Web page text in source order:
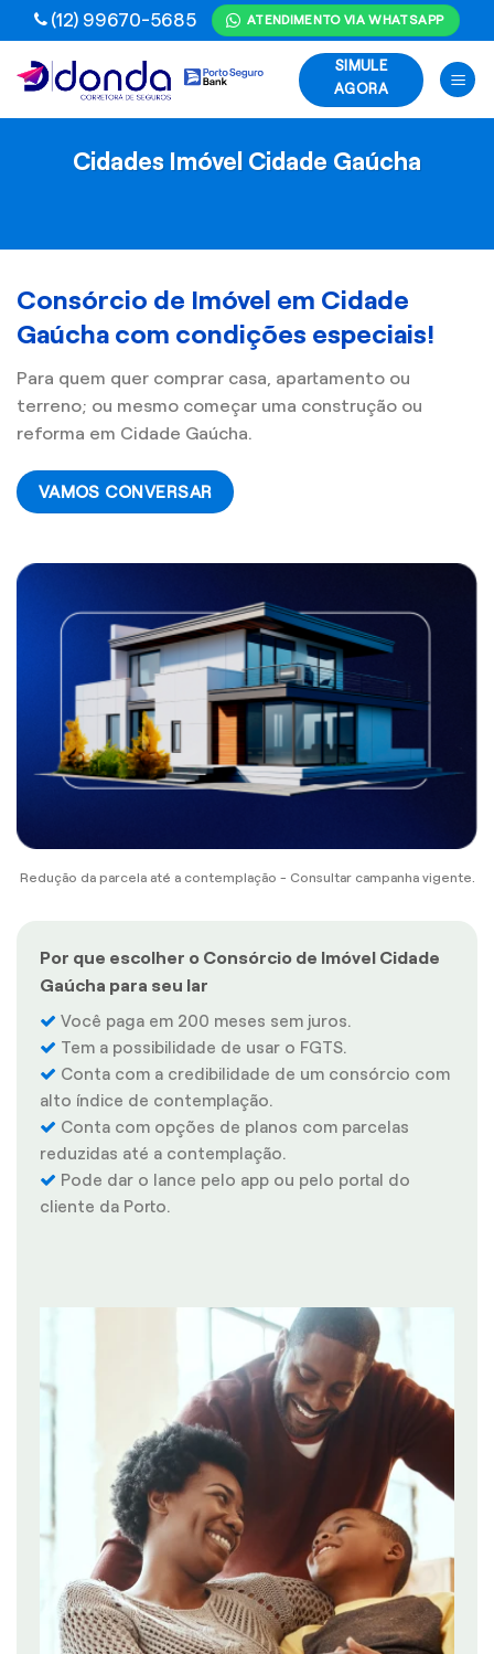
Skip
to
content
(12) 99670-5685 ATENDIMENTO VIA WHATSAPP
SIMULE
AGORA
Cidades Imóvel Cidade Gaúcha
Consórcio de Imóvel em Cidade
Gaúcha com condições especiais!
Para quem quer comprar casa, apartamento ou
terreno; ou mesmo começar uma construção ou
reforma em Cidade Gaúcha.
VAMOS CONVERSAR
Redução da parcela até a contemplação - Consultar campanha vigente.
Por que escolher o Consórcio de Imóvel Cidade
Gaúcha para seu lar
Você paga em 200 meses sem juros.
Tem a possibilidade de usar o FGTS.
Conta com a credibilidade de um consórcio com
alto índice de contemplação.
Conta com opções de planos com parcelas
reduzidas até a contemplação.
Pode dar o lance pelo app ou pelo portal do
cliente da Porto.